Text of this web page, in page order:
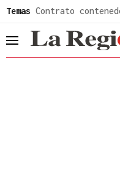
Temas Contrato
header.menu.open